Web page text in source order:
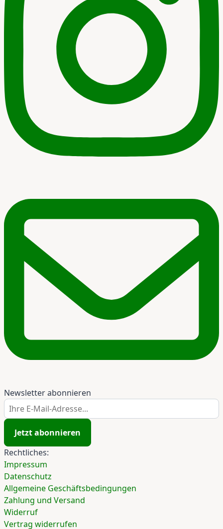
Newsletter abonnieren
Ihre E-Mail-Adresse...
Jetzt abonnieren
Rechtliches:
Impressum
Datenschutz
Allgemeine Geschäftsbedingungen
Zahlung und Versand
Widerruf
Vertrag widerrufen